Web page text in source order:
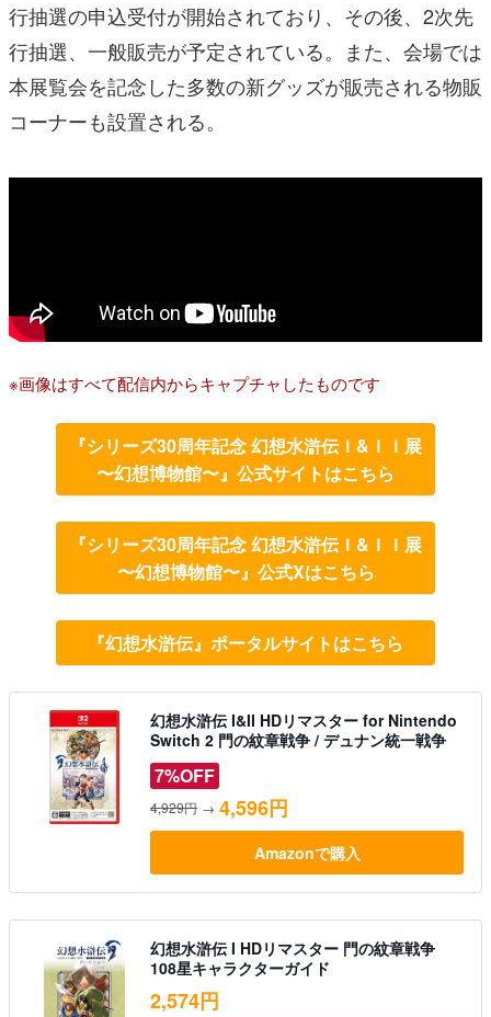
行抽選の申込受付が開始されており、その後、2次先
行抽選、一般販売が予定されている。また、会場では
本展覧会を記念した多数の新グッズが販売される物販
コーナーも設置される。
※画像はすべて配信内からキャプチャしたものです
『シリーズ30周年記念 幻想水滸伝Ｉ&ＩＩ展
〜幻想博物館〜』公式サイトはこちら
『シリーズ30周年記念 幻想水滸伝Ｉ&ＩＩ展
〜幻想博物館〜』公式Xはこちら
『幻想水滸伝』ポータルサイトはこちら
幻想水滸伝 I&II HDリマスター for Nintendo
Switch 2 門の紋章戦争 / デュナン統一戦争
7%OFF
4,929円 → 4,596円
Amazonで購入
幻想水滸伝 I HDリマスター 門の紋章戦争
108星キャラクターガイド
2,574円